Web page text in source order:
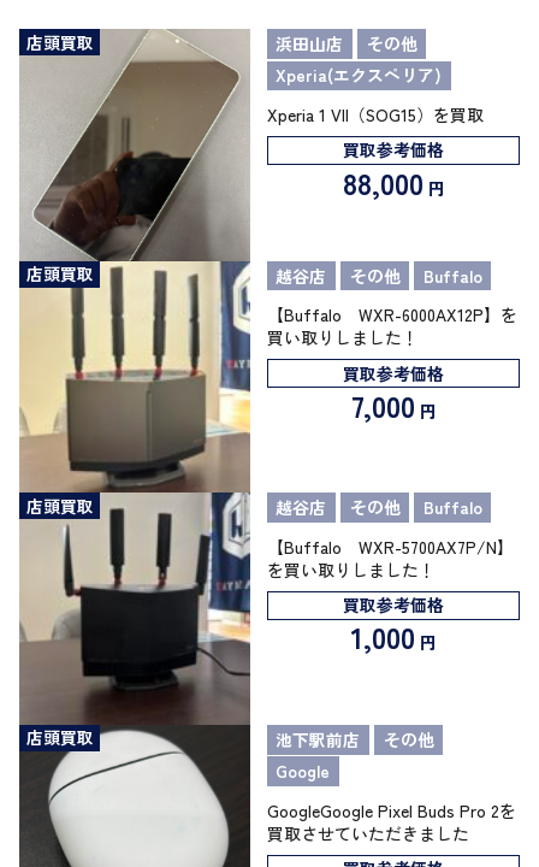
店頭買取 浜田山店
その他
Xperia(エクスペリア)
Xperia 1 VII（SOG15）を買取
買取参考価格
88,000 円
店頭買取 越谷店 その他
Buffalo
【Buffalo WXR-6000AX12P】を
買い取りしました！
買取参考価格
7,000 円
店頭買取 越谷店 その他
Buffalo
【Buffalo WXR-5700AX7P/N】
を買い取りしました！
買取参考価格
1,000 円
店頭買取 池下駅前店
その他
Google
GoogleGoogle Pixel Buds Pro 2を
買取させていただきました